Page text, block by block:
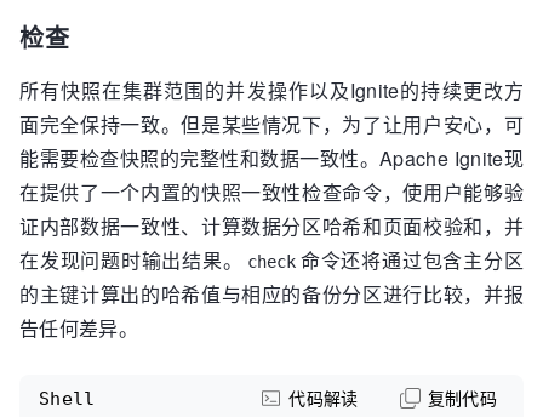
检查
所有快照在集群范围的并发操作以及Ignite的持续更改方
面完全保持一致。但是某些情况下，为了让用户安心，可
能需要检查快照的完整性和数据一致性。Apache Ignite现
在提供了一个内置的快照一致性检查命令，使用户能够验
证内部数据一致性、计算数据分区哈希和页面校验和，并
在发现问题时输出结果。
check 命令还将通过包含主分区
的主键计算出的哈希值与相应的备份分区进行比较，并报
告任何差异。
Shell 代码解读 复制代码